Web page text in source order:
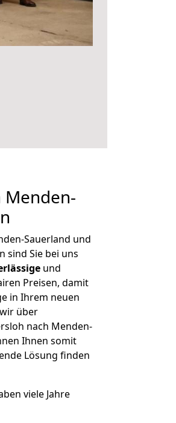
Menden-
Sauerland und
sind Sie bei uns
und
Preisen, damit
in Ihrem neuen
über
nach Menden-
Ihnen somit
Lösung finden
viele Jahre